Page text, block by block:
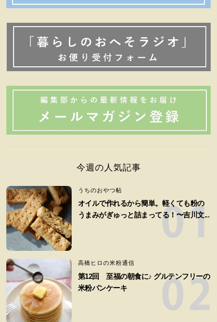
今週の人気記事
うちのおやつ帖
オイルで作れるから簡単。軽くても粉の
うまみがぎゅっと詰まってる！〜吉川文...
高橋ヒロの米粉通信
第12回 至福の朝食に♪ グルテンフリーの
米粉パンケーキ